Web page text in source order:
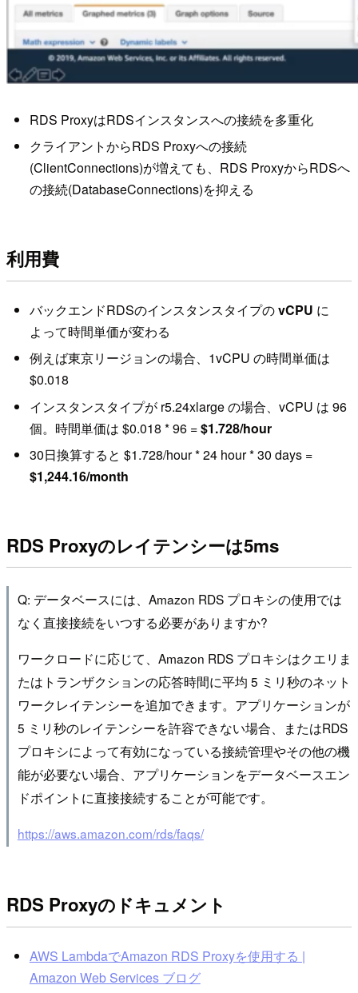
RDS ProxyはRDSインスタンスへの接続を多重化
クライアントからRDS Proxyへの接続
(ClientConnections)が増えても、RDS ProxyからRDSへ
の接続(DatabaseConnections)を抑える
利用費
バックエンドRDSのインスタンスタイプのvCPU に
よって時間単価が変わる
例えば東京リージョンの場合、1vCPU の時間単価は
$0.018
インスタンスタイプが r5.24xlarge の場合、vCPU は 96
個。時間単価は $0.018 * 96 =$1.728/hour
30日換算すると $1.728/hour * 24 hour * 30 days =
$1,244.16/month
RDS Proxyのレイテンシーは5ms
Q: データベースには、Amazon RDS プロキシの使用では
なく直接接続をいつする必要がありますか?
ワークロードに応じて、Amazon RDS プロキシはクエリま
たはトランザクションの応答時間に平均 5 ミリ秒のネット
ワークレイテンシーを追加できます。アプリケーションが
5 ミリ秒のレイテンシーを許容できない場合、またはRDS
プロキシによって有効になっている接続管理やその他の機
能が必要ない場合、アプリケーションをデータベースエン
ドポイントに直接接続することが可能です。
https://aws.amazon.com/rds/faqs/
RDS Proxyのドキュメント
AWS LambdaでAmazon RDS Proxyを使用する |
Amazon Web Services ブログ